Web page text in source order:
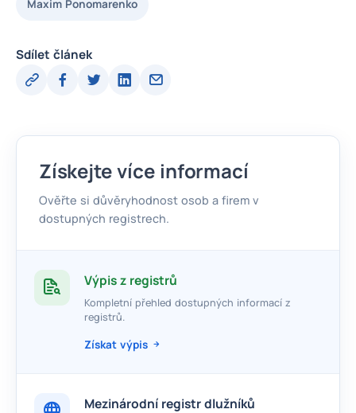
Maxim Ponomarenko
Sdílet článek
Získejte více informací
Ověřte si důvěryhodnost osob a firem v
dostupných registrech.
Výpis z registrů
Kompletní přehled dostupných informací z
registrů.
Získat výpis
Mezinárodní registr dlužníků